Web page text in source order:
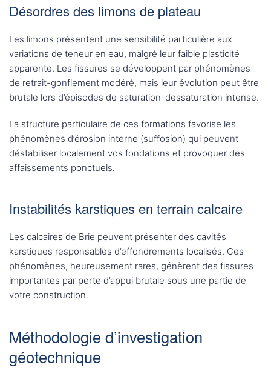
Désordres des limons de plateau
Les limons présentent une sensibilité particulière aux
variations de teneur en eau, malgré leur faible plasticité
apparente. Les fissures se développent par phénomènes
de retrait-gonflement modéré, mais leur évolution peut être
brutale lors d’épisodes de saturation-dessaturation intense.
La structure particulaire de ces formations favorise les
phénomènes d’érosion interne (suffosion) qui peuvent
déstabiliser localement vos fondations et provoquer des
affaissements ponctuels.
Instabilités karstiques en terrain calcaire
Les calcaires de Brie peuvent présenter des cavités
karstiques responsables d’effondrements localisés. Ces
phénomènes, heureusement rares, génèrent des fissures
importantes par perte d’appui brutale sous une partie de
votre construction.
Méthodologie d’investigation
géotechnique